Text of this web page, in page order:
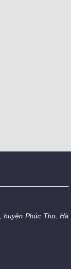
huyện Phúc Thọ, Hà